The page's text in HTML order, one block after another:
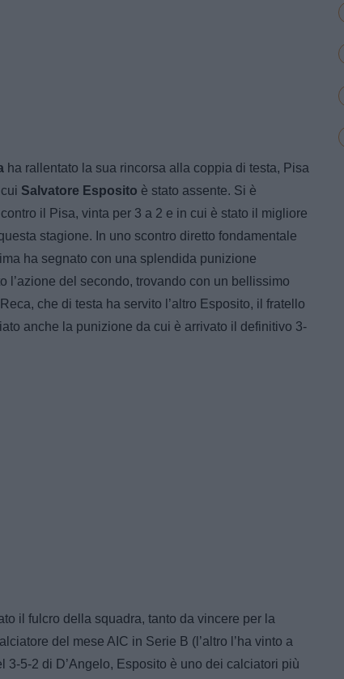
ha rallentato la sua rincorsa alla coppia di testa, Pisa
Salvatore Esposito è stato assente. Si è
il Pisa, vinta per 3 a 2 e in cui è stato il migliore
stagione. In uno scontro diretto fondamentale
ha segnato con una splendida punizione
l’azione del secondo, trovando con un bellissimo
che di testa ha servito l’altro Esposito, il fratello
anche la punizione da cui è arrivato il definitivo 3-
il fulcro della squadra, tanto da vincere per la
del mese AIC in Serie B (l’altro l’ha vinto a
3-5-2 di D’Angelo, Esposito è uno dei calciatori più